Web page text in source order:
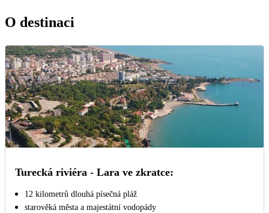
O destinaci
Turecká riviéra - Lara ve zkratce:
12 kilometrů dlouhá písečná pláž
starověká města a majestátní vodopády